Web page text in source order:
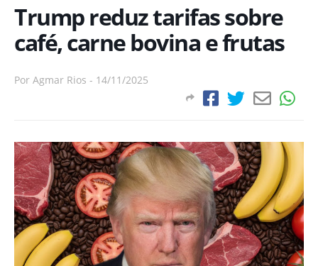
Trump reduz tarifas sobre
café, carne bovina e frutas
Por Agmar Rios - 14/11/2025